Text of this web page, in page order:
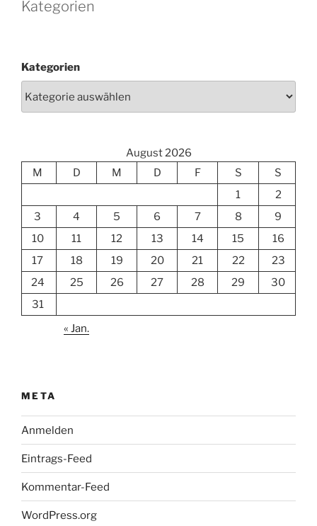
Kategorien
Kategorien
August 2026
M
D M D F S
S
1
2
3
4 5 6 7 8
9
10
11 12 13 14 15
16
17
18 19 20 21 22
23
24
25 26 27 28 29
30
31
« Jan.
META
Anmelden
Eintrags-Feed
Kommentar-Feed
WordPress.org